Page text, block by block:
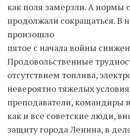
как поля замерзли. А нормы
продолжали сокращаться. В
произошло
пятое с начала войны
Продовольственные
отсутствием топлива,
невероятно тяжелых
преподаватели, командиры
как и все советские люди,
защиту города Ленина, в